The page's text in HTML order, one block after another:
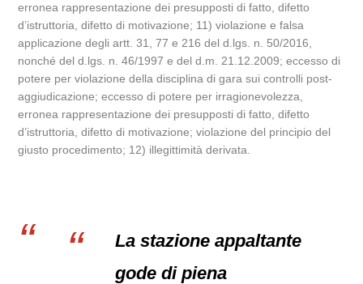
erronea rappresentazione dei presupposti di fatto, difetto
d’istruttoria, difetto di motivazione; 11) violazione e falsa
applicazione degli artt. 31, 77 e 216 del d.lgs. n. 50/2016,
nonché del d.lgs. n. 46/1997 e del d.m. 21.12.2009; eccesso di
potere per violazione della disciplina di gara sui controlli post-
aggiudicazione; eccesso di potere per irragionevolezza,
erronea rappresentazione dei presupposti di fatto, difetto
d’istruttoria, difetto di motivazione; violazione del principio del
giusto procedimento; 12) illegittimità derivata.
La stazione appaltante
gode di piena